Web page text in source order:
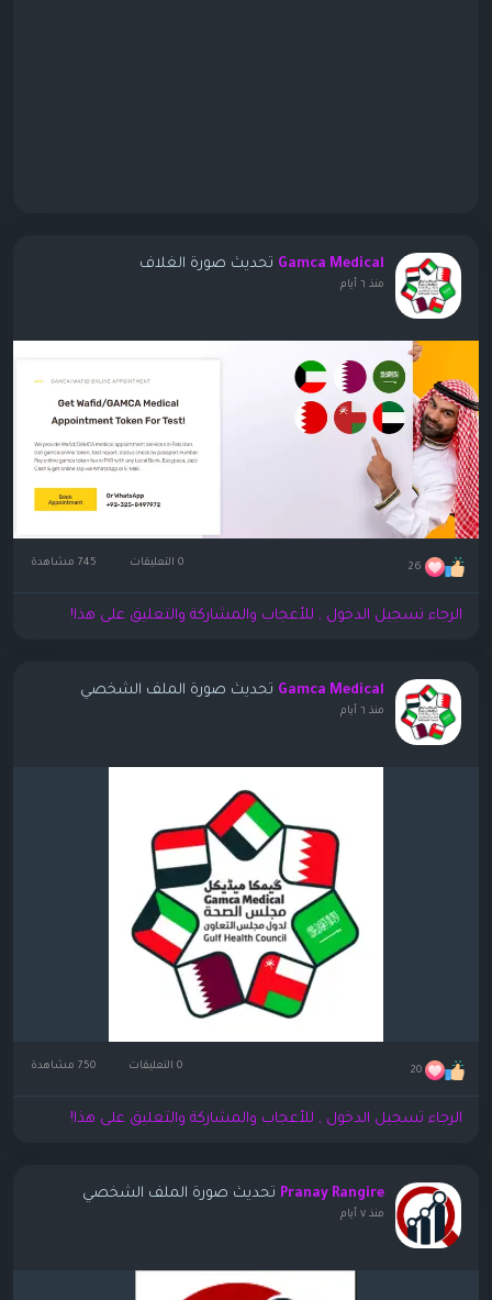
Gamca Medical تحديث صورة الغلاف
منذ ٦ أيام
26 0 التعليقات
الرجاء تسجيل الدخول , للأعجاب والمشاركة والتعليق على هذا!
Gamca Medical تحديث صورة الملف الشخصي
منذ ٦ أيام
20 0 التعليقات
الرجاء تسجيل الدخول , للأعجاب والمشاركة والتعليق على هذا!
Pranay Rangire تحديث صورة الملف الشخصي
منذ ٧ أيام